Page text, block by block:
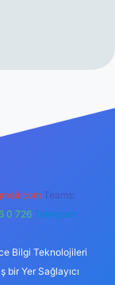
Teams:
0 726 Telegram:
Bilgi Teknolojileri
bir Yer Sağlayıcı